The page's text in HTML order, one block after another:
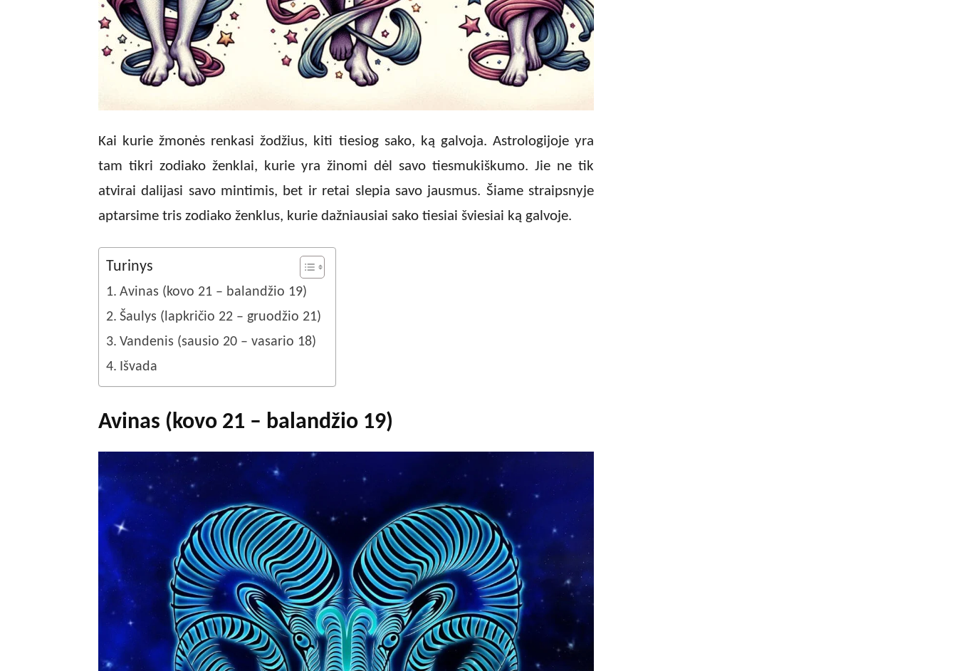
Kai kurie žmonės renkasi žodžius, kiti tiesiog sako, ką galvoja. Astrologijoje yra
tam tikri zodiako ženklai, kurie yra žinomi dėl savo tiesmukiškumo. Jie ne tik
atvirai dalijasi savo mintimis, bet ir retai slepia savo jausmus. Šiame straipsnyje
aptarsime tris zodiako ženklus, kurie dažniausiai sako tiesiai šviesiai ką galvoje.
Turinys
Avinas (kovo 21 – balandžio 19)
Šaulys (lapkričio 22 – gruodžio 21)
Vandenis (sausio 20 – vasario 18)
Išvada
Avinas (kovo 21 – balandžio 19)